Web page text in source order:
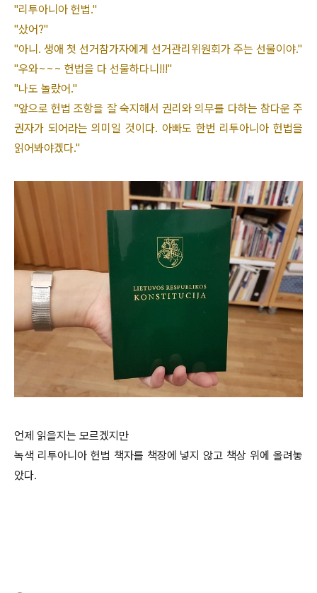
"리투아니아 헌법."
"샀어?"
"아니. 생애 첫 선거참가자에게 선거관리위원회가 주는 선물이야."
"우와~~~ 헌법을 다 선물하다니!!!"
"나도 놀랐어."
"앞으로 헌법 조항을 잘 숙지해서 권리와 의무를 다하는 참다운 주
권자가 되어라는 의미일 것이다. 아빠도 한번 리투아니아 헌법을
읽어봐야겠다."
언제 읽을지는 모르겠지만
녹색 리투아니아 헌법 책자를 책장에 넣지 않고 책상 위에 올려놓
았다.